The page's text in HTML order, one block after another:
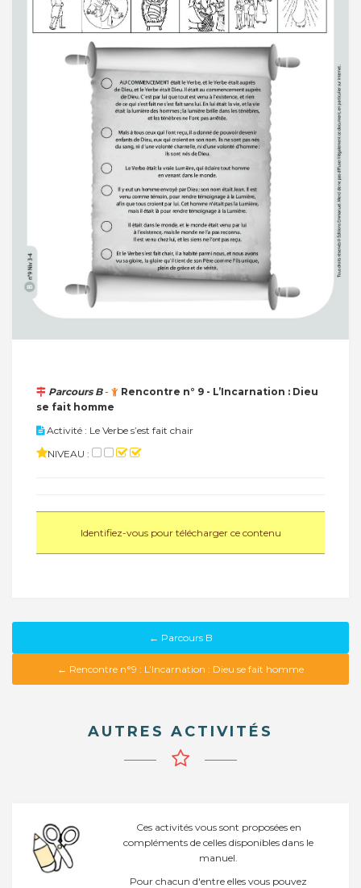
Parcours B-
Rencontre n° 9 - L’Incarnation : Dieu
se fait homme
Activité : Le Verbe s’est fait chair
NIVEAU :
Identifiez-vous pour télécharger ce contenu
← Parcours B
← Rencontre n°9 : L’Incarnation : Dieu se fait homme
AUTRES ACTIVITÉS
Ces activités vous sont proposées en
compléments de celles disponibles dans le
manuel.
Pour chacun d'entre elles vous pouvez